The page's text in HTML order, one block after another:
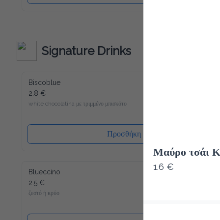
Signature Drinks
Biscoblue
2.8 €
white chocolatina με τριμμένο μπισκότο
Προσθήκη
Blueccino
2.5 €
ζεστό ή κρύο
Μαύρο τσάι
1.6 €